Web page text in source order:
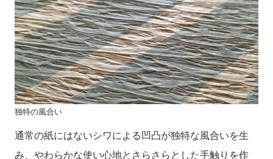
独特の風合い
通常の紙にはないシワによる凹凸が独特な風合いを生
み、やわらかな使い心地とさらさらとした手触りを作